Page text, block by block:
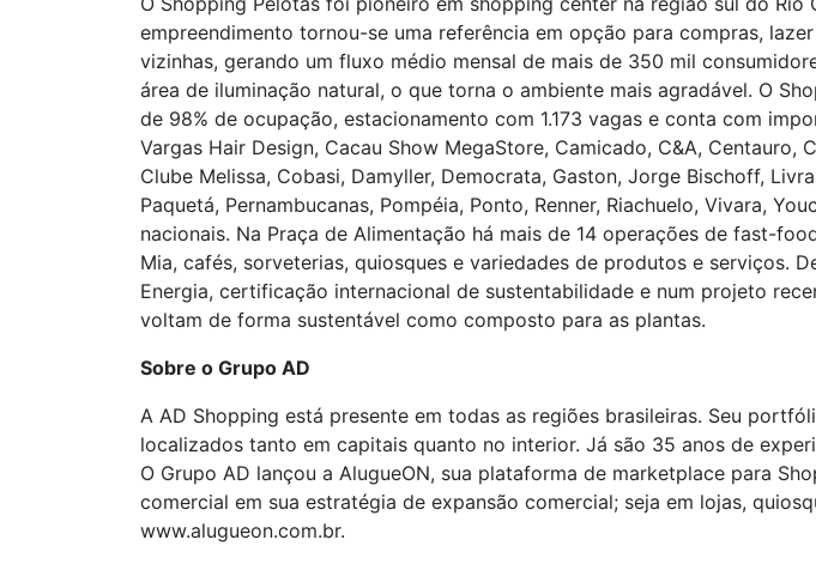
empreendimento tornou-se uma referência em opção para compras,
vizinhas, gerando um fluxo médio mensal de mais de 350 mil
área de iluminação natural, o que torna o ambiente mais agradável. O
de 98% de ocupação, estacionamento com 1.173 vagas e conta com
Vargas Hair Design, Cacau Show MegaStore, Camicado, C&A,
Clube Melissa, Cobasi, Damyller, Democrata, Gaston, Jorge Bischoff,
Paquetá, Pernambucanas, Pompéia, Ponto, Renner, Riachuelo, Vivara,
nacionais. Na Praça de Alimentação há mais de 14 operações de fast-
Mia, cafés, sorveterias, quiosques e variedades de produtos e serviços.
Energia, certificação internacional de sustentabilidade e num projeto
voltam de forma sustentável como composto para as plantas.
Sobre o Grupo AD
A AD Shopping está presente em todas as regiões brasileiras. Seu
localizados tanto em capitais quanto no interior. Já são 35 anos de
O Grupo AD lançou a AlugueON, sua plataforma de marketplace para
comercial em sua estratégia de expansão comercial; seja em lojas,
www.alugueon.com.br.